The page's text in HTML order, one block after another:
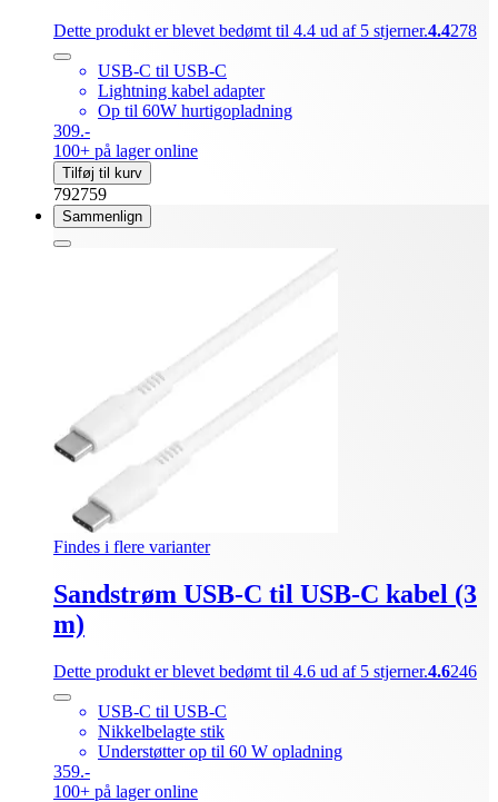
Dette produkt er blevet bedømt til 4.4 ud af 5 stjerner.4.4278
USB-C til USB-C
Lightning kabel adapter
Op til 60W hurtigopladning
309.-
100+ på lager online
Tilføj til kurv
792759
Sammenlign
Findes i flere varianter
Sandstrøm USB-C til USB-C kabel (3
m)
Dette produkt er blevet bedømt til 4.6 ud af 5 stjerner.4.6246
USB-C til USB-C
Nikkelbelagte stik
Understøtter op til 60 W opladning
359.-
100+ på lager online